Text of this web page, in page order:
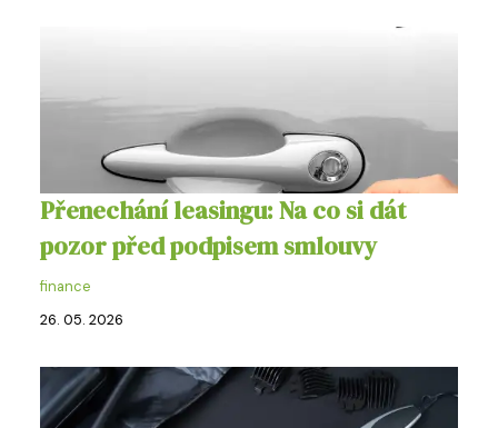
Přenechání leasingu: Na co si dát
pozor před podpisem smlouvy
finance
26. 05. 2026